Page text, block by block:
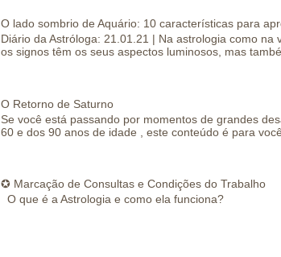
O lado sombrio de Aquário: 10 características para
Diário da Astróloga: 21.01.21 | Na astrologia como na
os signos têm os seus aspectos luminosos, mas
O Retorno de Saturno
Se você está passando por momentos de grandes
60 e dos 90 anos de idade , este conteúdo é para
✪ Marcação de Consultas e Condições do Trabalho
O que é a Astrologia e como ela funciona?